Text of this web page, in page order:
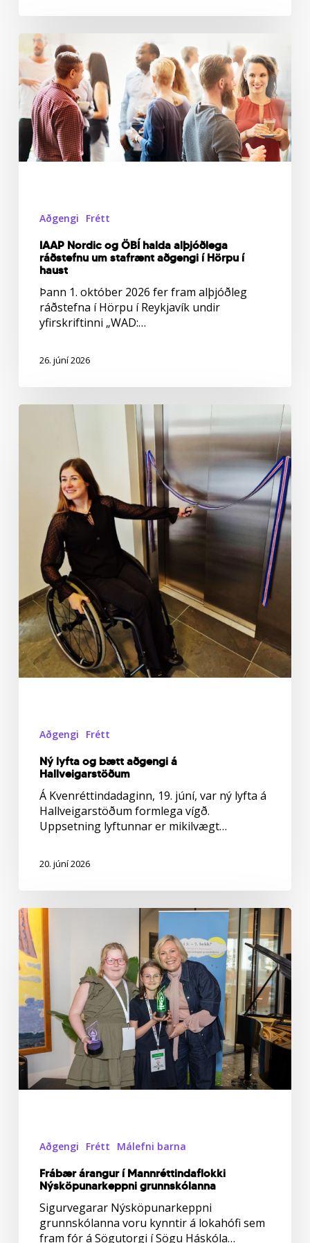
IAAP
Nordic
og
ÖBÍ
halda
alþjóðlega
ráðstefnu
um
stafrænt
haust
Aðgengi Frétt
IAAP Nordic og ÖBÍ halda alþjóðlega
ráðstefnu um stafrænt aðgengi í Hörpu í
haust
Þann 1. október 2026 fer fram alþjóðleg
ráðstefna í Hörpu í Reykjavík undir
yfirskriftinni „WAD:…
26. júní 2026
Ný
aðgengi
Hallveigarstöðum
Aðgengi Frétt
Ný lyfta og bætt aðgengi á
Hallveigarstöðum
Á Kvenréttindadaginn, 19. júní, var ný lyfta á
Hallveigarstöðum formlega vígð.
Uppsetning lyftunnar er mikilvægt…
20. júní 2026
Frábær
árangur
í
Mannréttindaflokki
Nýsköpunarkeppni
grunnskólanna
Aðgengi Frétt Málefni barna
Frábær árangur í Mannréttindaflokki
Nýsköpunarkeppni grunnskólanna
Sigurvegarar Nýsköpunarkeppni
grunnskólanna voru kynntir á lokahófi sem
fram fór á Sögutorgi í Sögu Háskóla…